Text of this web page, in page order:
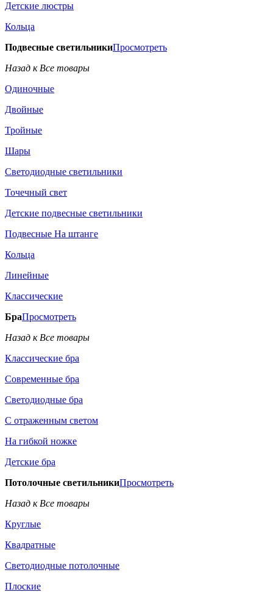
Детские люстры
Кольца
Подвесные светильникиПросмотреть
Назад к Все товары
Одиночные
Двойные
Тройные
Шары
Светодиодные светильники
Точечный свет
Детские подвесные светильники
Подвесные На штанге
Кольца
Линейные
Классические
БраПросмотреть
Назад к Все товары
Классические бра
Современные бра
Светодиодные бра
С отраженным светом
На гибкой ножке
Детские бра
Потолочные светильникиПросмотреть
Назад к Все товары
Круглые
Квадратные
Светодиодные потолочные
Плоские